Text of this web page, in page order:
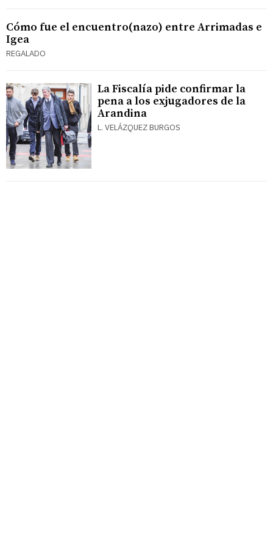
Cómo fue el encuentro(nazo) entre Arrimadas e
Igea
REGALADO
La Fiscalía pide confirmar la
pena a los exjugadores de la
Arandina
L. VELÁZQUEZ BURGOS